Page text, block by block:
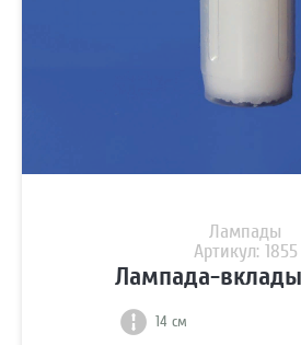
Лампады
Артикул: 1855
Лампада-
14 см